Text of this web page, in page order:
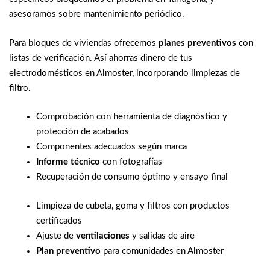
asesoramos sobre mantenimiento periódico.
Para bloques de viviendas ofrecemos planes preventivos con
listas de verificación. Así ahorras dinero de tus
electrodomésticos en Almoster, incorporando limpiezas de
filtro.
Comprobación con herramienta de diagnóstico y
protección de acabados
Componentes adecuados según marca
Informe técnico con fotografías
Recuperación de consumo óptimo y ensayo final
Limpieza de cubeta, goma y filtros con productos
certificados
Ajuste de ventilaciones y salidas de aire
Plan preventivo para comunidades en Almoster